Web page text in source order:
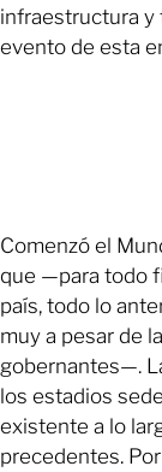
infraestructura y
evento de esta
Comenzó el
que ­—para todo
país, todo lo
muy a pesar de
gobernantes—.
los estadios
existente a lo
precedentes.